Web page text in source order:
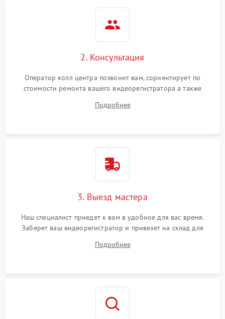
2. Консультация
Оператор колл центра позвонит вам, сориентирует по
стоимости ремонта вашего видеорегистратора а также
Подробнее
3. Выезд мастера
Наш специалист приедет к вам в удобное для вас время.
Заберет ваш видеорегистратор и привезет на склад для
Подробнее